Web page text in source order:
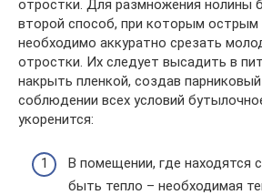
отростки. Для размножения нолины
второй способ, при которым
необходимо аккуратно срезать
отростки. Их следует высадить в
накрыть пленкой, создав
соблюдении всех условий
укоренится:
В помещении, где находятся
быть тепло – необходимая